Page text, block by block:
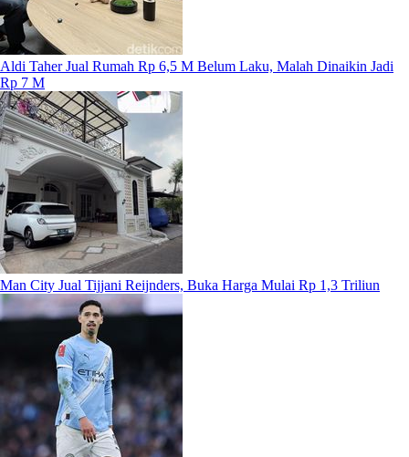
Aldi Taher Jual Rumah Rp 6,5 M Belum Laku, Malah Dinaikin Jadi
Rp 7 M
Man City Jual Tijjani Reijnders, Buka Harga Mulai Rp 1,3 Triliun